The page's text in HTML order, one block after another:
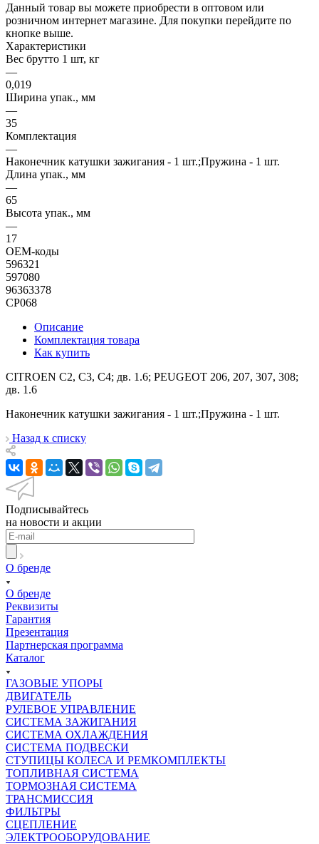
Данный товар вы можете приобрести в оптовом или
розничном интернет магазине. Для покупки перейдите по
кнопке выше.
Характеристики
Вес брутто 1 шт, кг
—
0,019
Ширина упак., мм
—
35
Комплектация
—
Наконечник катушки зажигания - 1 шт.;Пружина - 1 шт.
Длина упак., мм
—
65
Высота упак., мм
—
17
OEM-коды
596321
597080
96363378
CP068
Описание
Комплектация товара
Как купить
CITROEN C2, C3, C4; дв. 1.6; PEUGEOT 206, 207, 307, 308;
дв. 1.6
Наконечник катушки зажигания - 1 шт.;Пружина - 1 шт.
Назад к списку
Подписывайтесь
на новости и акции
О бренде
О бренде
Реквизиты
Гарантия
Презентация
Партнерская программа
Каталог
ГАЗОВЫЕ УПОРЫ
ДВИГАТЕЛЬ
РУЛЕВОЕ УПРАВЛЕНИЕ
СИСТЕМА ЗАЖИГАНИЯ
СИСТЕМА ОХЛАЖДЕНИЯ
СИСТЕМА ПОДВЕСКИ
СТУПИЦЫ КОЛЕСА И РЕМКОМПЛЕКТЫ
ТОПЛИВНАЯ СИСТЕМА
ТОРМОЗНАЯ СИСТЕМА
ТРАНСМИССИЯ
ФИЛЬТРЫ
СЦЕПЛЕНИЕ
ЭЛЕКТРООБОРУДОВАНИЕ